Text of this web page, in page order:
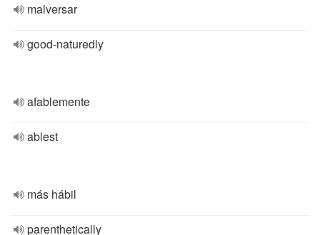
malversar
good-naturedly
afablemente
ablest
más hábil
parenthetically